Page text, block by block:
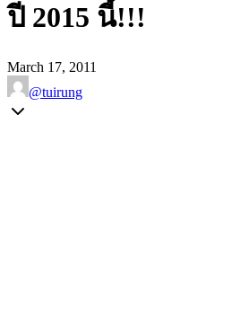
ปี 2015 นี้!!!
March 17, 2011
@tuirung